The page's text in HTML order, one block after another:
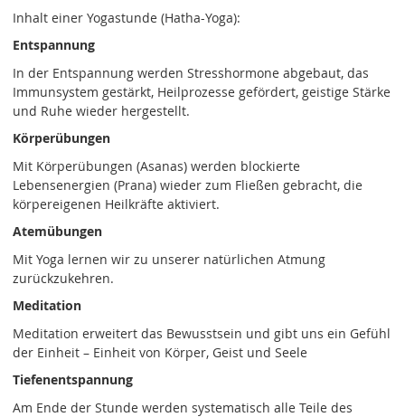
Inhalt einer Yogastunde (Hatha-Yoga):
Entspannung
In der Entspannung werden Stresshormone abgebaut, das
Immunsystem gestärkt, Heilprozesse gefördert, geistige Stärke
und Ruhe wieder hergestellt.
Körperübungen
Mit Körperübungen (Asanas) werden blockierte
Lebensenergien (Prana) wieder zum Fließen gebracht, die
körpereigenen Heilkräfte aktiviert.
Atemübungen
Mit Yoga lernen wir zu unserer natürlichen Atmung
zurückzukehren.
Meditation
Meditation erweitert das Bewusstsein und gibt uns ein Gefühl
der Einheit – Einheit von Körper, Geist und Seele
Tiefenentspannung
Am Ende der Stunde werden systematisch alle Teile des